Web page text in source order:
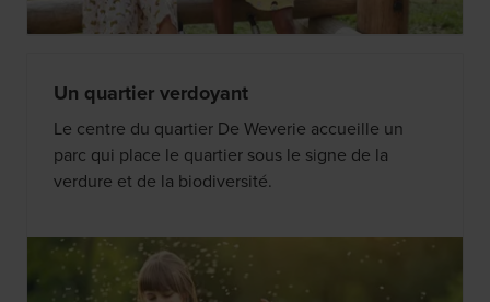
Un quartier verdoyant
Le centre du quartier De Weverie accueille un
parc qui place le quartier sous le signe de la
verdure et de la biodiversité.